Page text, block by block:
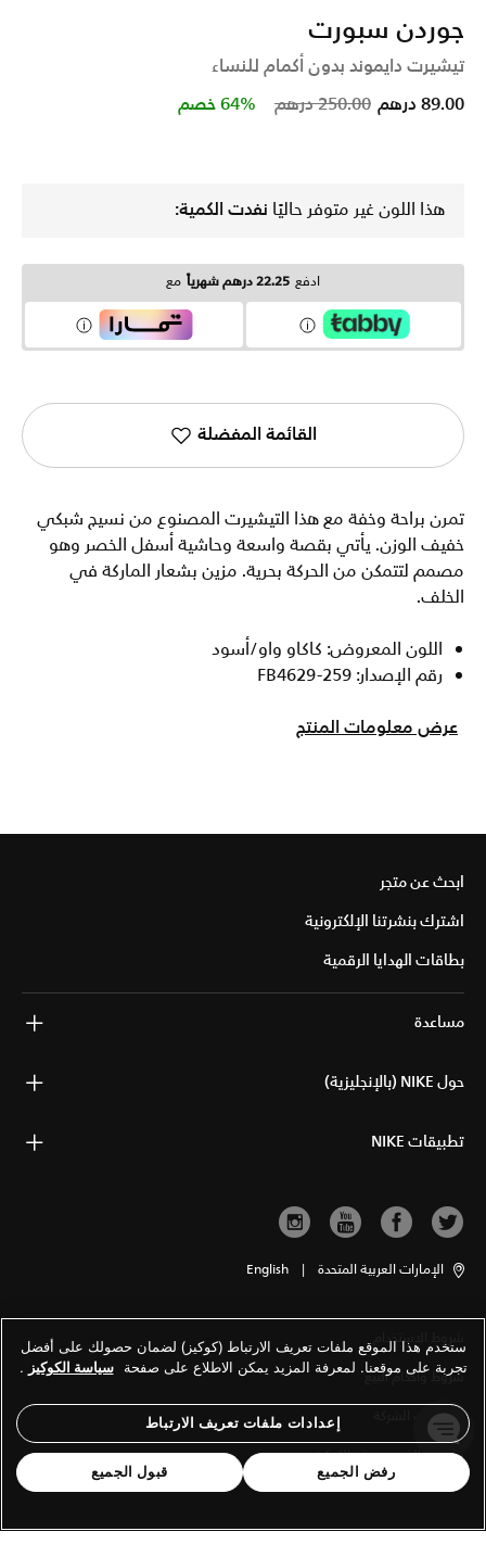
جوردن سبورت
تيشيرت دايموند بدون أكمام للنساء
Price reduced from
250.00 درهم to 89.00 درهم 64% خصم
هذا اللون غير متوفر حاليًا نفدت الكمية:
ادفع 22.25 درهم شهرياً مع
القائمة المفضلة
تمرن براحة وخفة مع هذا التيشيرت المصنوع من نسيج شبكي
خفيف الوزن. يأتي بقصة واسعة وحاشية أسفل الخصر وهو
مصمم لتتمكن من الحركة بحرية. مزين بشعار الماركة في
الخلف.
اللون المعروض: كاكاو واو/أسود
رقم الإصدار: FB4629-259
عرض معلومات المنتج
ابحث عن متجر
اشترك بنشرتنا الإلكترونية
بطاقات الهدايا الرقمية
مساعدة
حول NIKE (بالإنجليزية)
تطبيقات NIKE
الإمارات العربية المتحدة |
English
شروط الاستخدام
شروط وأحكام البيع
معلومات الشركة
سياسة الخصوصية والكوكيز
ستخدم هذا الموقع ملفات تعريف الارتباط (كوكيز) لضمان حصولك على أفضل
تجربة على موقعنا. لمعرفة المزيد يمكن الاطلاع على صفحة سياسة الكوكيز .
إعدادات ملفات تعريف الارتباط
رفض الجميع قبول الجميع